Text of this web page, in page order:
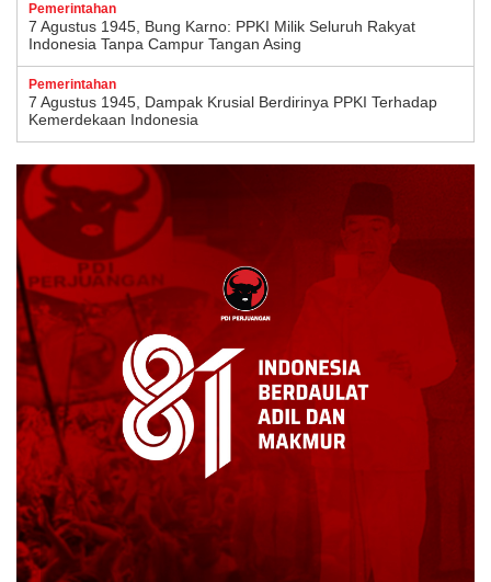
Pemerintahan
7 Agustus 1945, Bung Karno: PPKI Milik Seluruh Rakyat
Indonesia Tanpa Campur Tangan Asing
Pemerintahan
7 Agustus 1945, Dampak Krusial Berdirinya PPKI Terhadap
Kemerdekaan Indonesia